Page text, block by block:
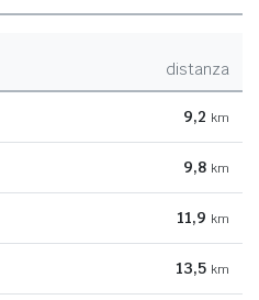
distanza
9,2 km
9,8 km
11,9 km
13,5 km